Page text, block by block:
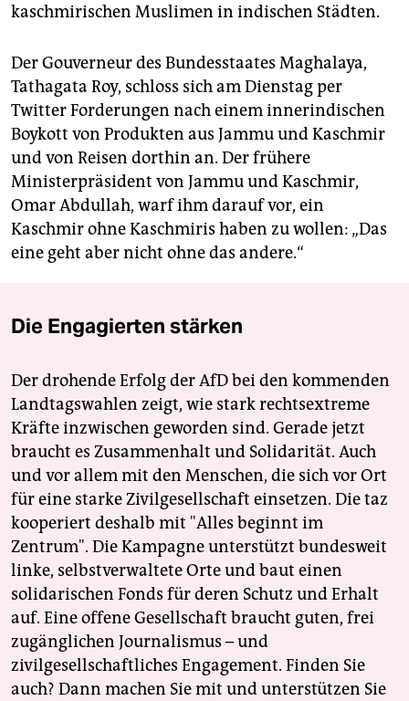
kaschmirischen Muslimen in indischen Städten.
Der Gouverneur des Bundesstaates Maghalaya,
Tathagata Roy, schloss sich am Dienstag per
Twitter Forderungen nach einem innerindischen
Boykott von Produkten aus Jammu und Kaschmir
und von Reisen dorthin an. Der frühere
Ministerpräsident von Jammu und Kaschmir,
Omar Abdullah, warf ihm darauf vor, ein
Kaschmir ohne Kaschmiris haben zu wollen: „Das
eine geht aber nicht ohne das andere.“
Die Engagierten stärken
Der drohende Erfolg der AfD bei den kommenden
Landtagswahlen zeigt, wie stark rechtsextreme
Kräfte inzwischen geworden sind. Gerade jetzt
braucht es Zusammenhalt und Solidarität. Auch
und vor allem mit den Menschen, die sich vor Ort
für eine starke Zivilgesellschaft einsetzen. Die taz
kooperiert deshalb mit "Alles beginnt im
Zentrum". Die Kampagne unterstützt bundesweit
linke, selbstverwaltete Orte und baut einen
solidarischen Fonds für deren Schutz und Erhalt
auf. Eine offene Gesellschaft braucht guten, frei
zugänglichen Journalismus – und
zivilgesellschaftliches Engagement. Finden Sie
auch? Dann machen Sie mit und unterstützen Sie